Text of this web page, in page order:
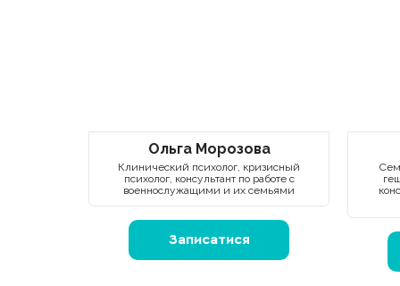
Ольга Морозова
Клинический психолог, кризисный
психолог, консультант по работе с
военнослужащими и их семьями
Записатися